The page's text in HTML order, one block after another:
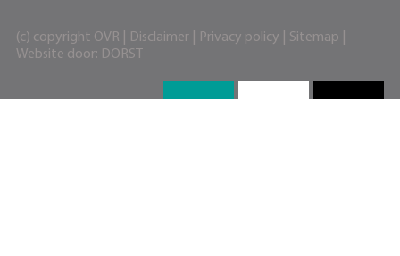
(c) copyright OVR | Disclaimer| Privacy policy Sitemap
Website door: DORST